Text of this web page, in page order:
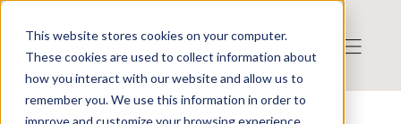
This website stores cookies on your computer.
These cookies are used to collect information about
how you interact with our website and allow us to
remember you. We use this information in order to
improve and customize your browsing experience